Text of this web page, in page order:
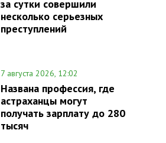
за сутки совершили
несколько серьезных
преступлений
7 августа 2026, 12:02
Названа профессия, где
астраханцы могут
получать зарплату до 280
тысяч